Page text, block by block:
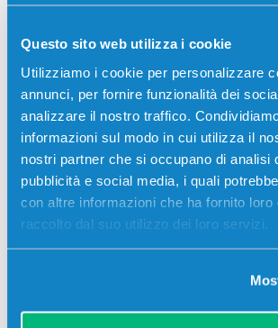
Questo sito web utilizza i cookie
Utilizziamo i cookie per personalizzare
annunci, per fornire funzionalità dei
analizzare il nostro traffico.
informazioni sul modo in cui utilizza il
nostri partner che si occupano di analisi
pubblicità e social media, i quali
con altre informazioni che ha fornito loro
raccolto dal suo utilizzo dei loro servizi.
pagine per Stampanti: Dell 2150, Dell
2150CN, Dell 2155, Dell 2155CDN, Dell